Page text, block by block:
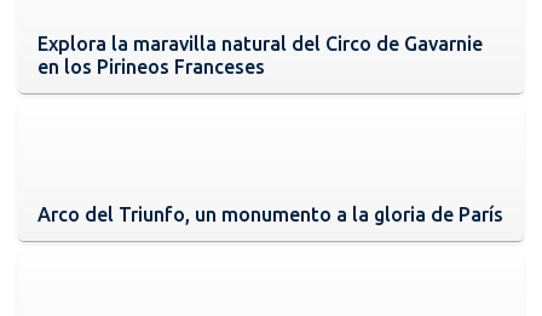
Explora la maravilla natural del Circo de Gavarnie
en los Pirineos Franceses
Arco del Triunfo, un monumento a la gloria de París